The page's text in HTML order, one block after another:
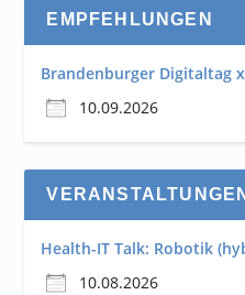
EMPFEHLUNGEN
Brandenburger Digitaltag
10.09.2026
VERANSTALTUNGEN
Health-IT Talk: Robotik
10.08.2026